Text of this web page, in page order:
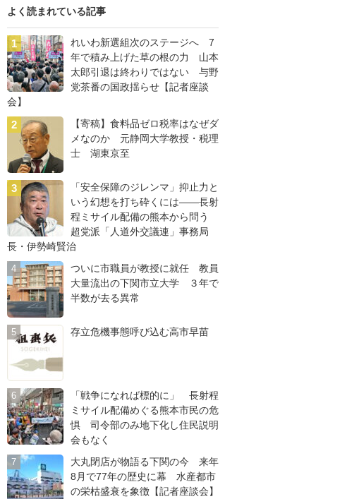
よく読まれている記事
れいわ新選組次のステージへ 7
年で積み上げた草の根の力 山本
太郎引退は終わりではない 与野
党茶番の国政揺らせ【記者座談
会】
【寄稿】食料品ゼロ税率はなぜダ
メなのか 元静岡大学教授・税理
士 湖東京至
「安全保障のジレンマ」抑止力と
いう幻想を打ち砕くには――長射
程ミサイル配備の熊本から問う
超党派「人道外交議連」事務局
長・伊勢崎賢治
ついに市職員が教授に就任 教員
大量流出の下関市立大学 ３年で
半数が去る異常
存立危機事態呼び込む高市早苗
「戦争になれば標的に」 長射程
ミサイル配備めぐる熊本市民の危
惧 司令部のみ地下化し住民説明
会もなく
大丸閉店が物語る下関の今 来年
8月で77年の歴史に幕 水産都市
の栄枯盛衰を象徴【記者座談会】